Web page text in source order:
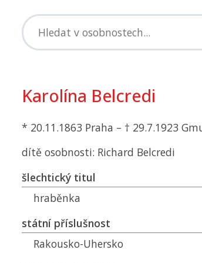
Karolína Belcredi
* 20.11.1863 Praha – † 29.7.1923
dítě osobnosti: Richard Belcredi
šlechtický titul
hraběnka
státní příslušnost
Rakousko-Uhersko